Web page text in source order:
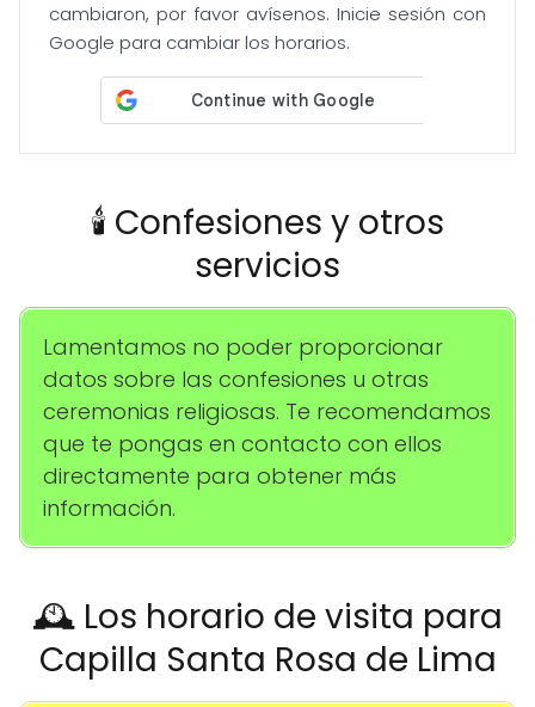
cambiaron, por favor avísenos. Inicie sesión con
Google para cambiar los horarios.
🕯️ Confesiones y otros
servicios
Lamentamos no poder proporcionar
datos sobre las confesiones u otras
ceremonias religiosas. Te recomendamos
que te pongas en contacto con ellos
directamente para obtener más
información.
🕰️ Los horario de visita para
Capilla Santa Rosa de Lima